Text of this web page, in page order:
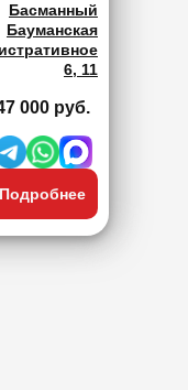
Басманный
Бауманская
6, 11
000 руб.
Подробнее